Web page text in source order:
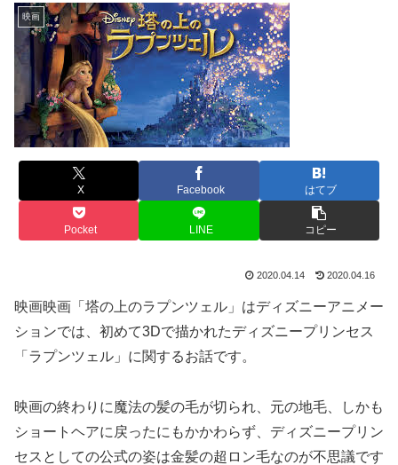
映画
X Facebook はてブ
Pocket LINE コピー
2020.04.14 2020.04.16
映画映画「塔の上のラプンツェル」はディズニーアニメー
ションでは、初めて3Dで描かれたディズニープリンセス
「ラプンツェル」に関するお話です。
映画の終わりに魔法の髪の毛が切られ、元の地毛、しかも
ショートヘアに戻ったにもかかわらず、ディズニープリン
セスとしての公式の姿は金髪の超ロン毛なのが不思議です